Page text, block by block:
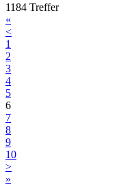
1184 Treffer
«
<
1
2
3
4
5
6
7
8
9
10
>
»